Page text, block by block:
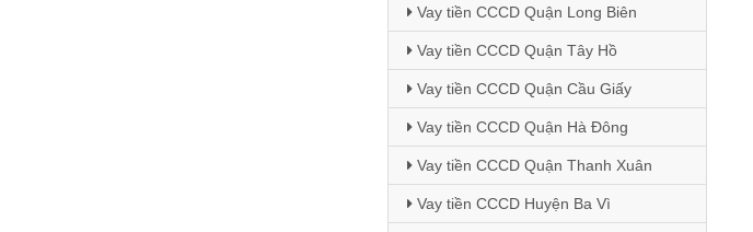
Vay tiền CCCD Quận Long Biên
Vay tiền CCCD Quận Tây Hồ
Vay tiền CCCD Quận Cầu Giấy
Vay tiền CCCD Quận Hà Đông
Vay tiền CCCD Quận Thanh Xuân
Vay tiền CCCD Huyện Ba Vì